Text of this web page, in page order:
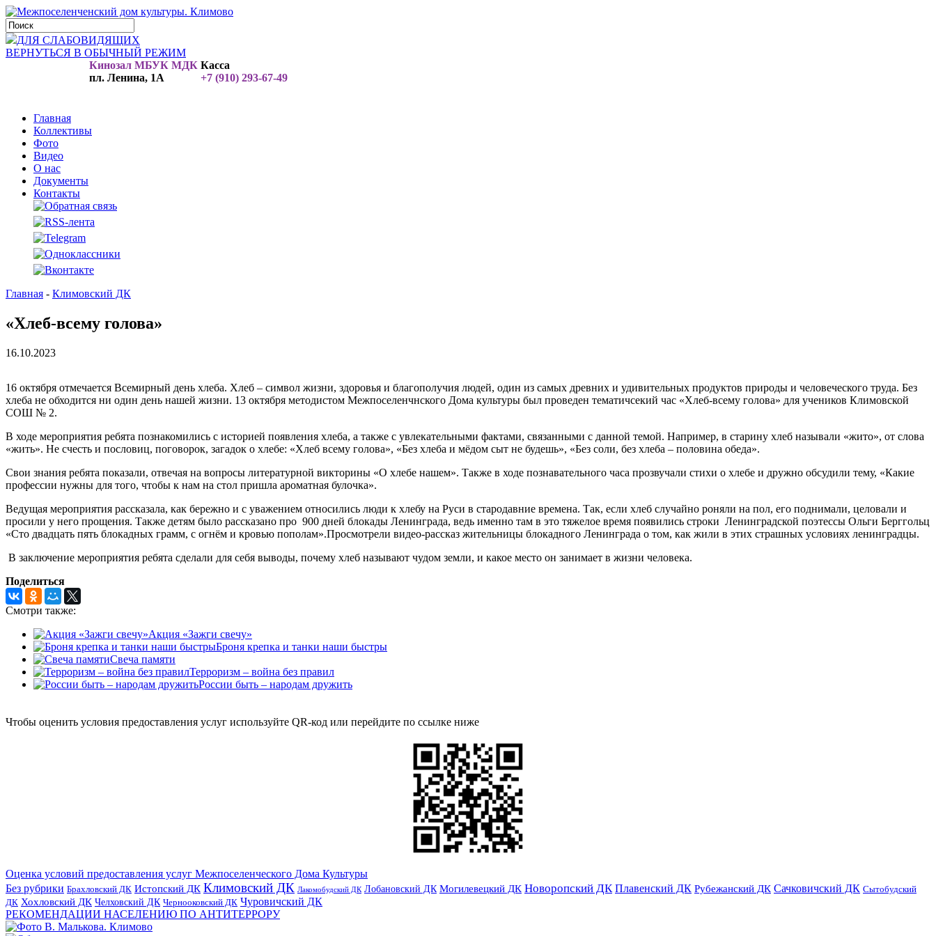
ДЛЯ СЛАБОВИДЯЩИХ
ВЕРНУТЬСЯ В ОБЫЧНЫЙ РЕЖИМ
Кинозал МБУК МДК
пл. Ленина, 1А
Касса
+7 (910) 293-67-49
Главная
Коллективы
Фото
Видео
О нас
Документы
Контакты
Главная - Климовский ДК
«Хлеб-всему голова»
16.10.2023
16 октября отмечается Всемирный день хлеба. Хлеб – символ жизни, здоровья и благополучия людей, один из самых древних и удивительных продуктов природы и человеческого труда. Без
хлеба не обходится ни один день нашей жизни. 13 октября методистом Межпоселенчнского Дома культуры был проведен тематичсекий час «Хлеб-всему голова» для учеников Климовской
СОШ № 2.
В ходе мероприятия ребята познакомились с историей появления хлеба, а также с увлекательными фактами, связанными с данной темой. Например, в старину хлеб называли «жито», от слова
«жить». Не счесть и пословиц, поговорок, загадок о хлебе: «Хлеб всему голова», «Без хлеба и мёдом сыт не будешь», «Без соли, без хлеба – половина обеда».
Свои знания ребята показали, отвечая на вопросы литературной викторины «О хлебе нашем». Также в ходе познавательного часа прозвучали стихи о хлебе и дружно обсудили тему, «Какие
профессии нужны для того, чтобы к нам на стол пришла ароматная булочка».
Ведущая мероприятия рассказала, как бережно и с уважением относились люди к хлебу на Руси в стародавние времена. Так, если хлеб случайно роняли на пол, его поднимали, целовали и
просили у него прощения. Также детям было рассказано про 900 дней блокады Ленинграда, ведь именно там в это тяжелое время появились строки Ленинградской поэтессы Ольги Берггольц
«Сто двадцать пять блокадных грамм, с огнём и кровью пополам».Просмотрели видео-рассказ жительницы блокадного Ленинграда о том, как жили в этих страшных условиях ленинградцы.
В заключение мероприятия ребята сделали для себя выводы, почему хлеб называют чудом земли, и какое место он занимает в жизни человека.
Поделиться
Смотри также:
Акция «Зажги свечу»
Броня крепка и танки наши быстры
Свеча памяти
Терроризм – война без правил
России быть – народам дружить
Чтобы оценить условия предоставления услуг используйте QR-код или перейдите по ссылке ниже
Оценка условий предоставления услуг Межпоселенческого Дома Культуры
Без рубрики Брахловский ДК Истопский ДК Климовский ДК Лакомобудский ДК Лобановский ДК Могилевецкий ДК Новоропский ДК Плавенский ДК Рубежанский ДК Сачковичский ДК Сытобудский
ДК Хохловский ДК Челховский ДК Чернооковский ДК Чуровичский ДК
РЕКОМЕНДАЦИИ НАСЕЛЕНИЮ ПО АНТИТЕРРОРУ